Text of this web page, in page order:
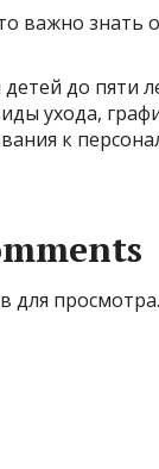
важно знать о
детей до пяти
ухода,
к
для просмотра.